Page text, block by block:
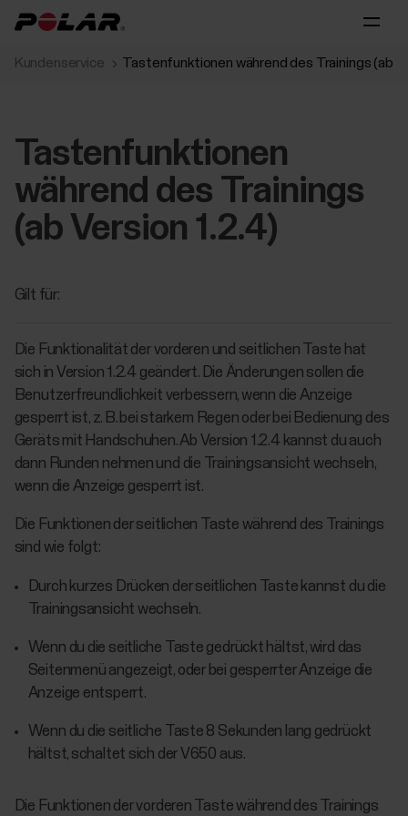
Kundenservice Tastenfunktionen während des Trainings (ab
Tastenfunktionen
während des Trainings
(ab Version 1.2.4)
Gilt für:
Die Funktionalität der vorderen und seitlichen Taste hat
sich in Version 1.2.4 geändert. Die Änderungen sollen die
Benutzerfreundlichkeit verbessern, wenn die Anzeige
gesperrt ist, z. B. bei starkem Regen oder bei Bedienung des
Geräts mit Handschuhen. Ab Version 1.2.4 kannst du auch
dann Runden nehmen und die Trainingsansicht wechseln,
wenn die Anzeige gesperrt ist.
Die Funktionen der seitlichen Taste während des Trainings
sind wie folgt:
Durch kurzes Drücken der seitlichen Taste kannst du die
Trainingsansicht wechseln.
Wenn du die seitliche Taste gedrückt hältst, wird das
Seitenmenü angezeigt, oder bei gesperrter Anzeige die
Anzeige entsperrt.
Wenn du die seitliche Taste 8 Sekunden lang gedrückt
hältst, schaltet sich der V650 aus.
Die Funktionen der vorderen Taste während des Trainings